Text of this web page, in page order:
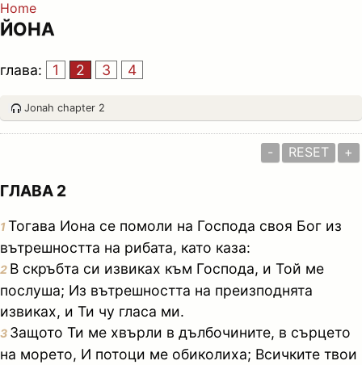
Home
ЙОНА
глава: 1 2 3 4
Jonah chapter 2
- RESET +
ГЛАВА 2
1Тогава Иона се помоли на Господа своя Бог из
вътрешността на рибата, като каза:
2 В скръбта си извиках към Господа, и Той ме
послуша; Из вътрешността на преизподнята
извиках, и Ти чу гласа ми.
3 Защото Ти ме хвърли в дълбочините, в сърцето
на морето, И потоци ме обиколиха; Всичките твои